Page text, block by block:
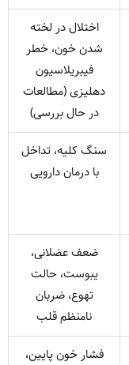
اختلال در لخته
شدن خون، خطر
فیبریلاسیون
دهلیزی (مطالعات
در حال بررسی)
سنگ کلیه، تداخل
با درمان دارویی
ضعف عضلانی،
یبوست، حالت
تهوع، ضربان
نامنظم قلب
فشار خون پایین،